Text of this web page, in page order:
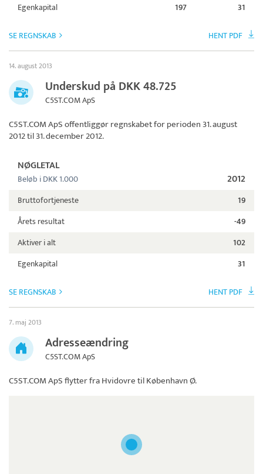
Egenkapital
197 31
SE REGNSKAB HENT PDF
14. august 2013
Underskud på DKK 48.725
C5ST.COM ApS
C5ST.COM ApSoffentliggør regnskabet for perioden 31. august
2012 til 31. december 2012.
NØGLETAL
Beløb i DKK 1.000 2012
Bruttofortjeneste
19
Årets resultat
-49
Aktiver i alt
102
Egenkapital
31
SE REGNSKAB HENT PDF
7. maj 2013
Adresseændring
C5ST.COM ApS
C5ST.COM ApSflytter fra Hvidovre til København Ø.